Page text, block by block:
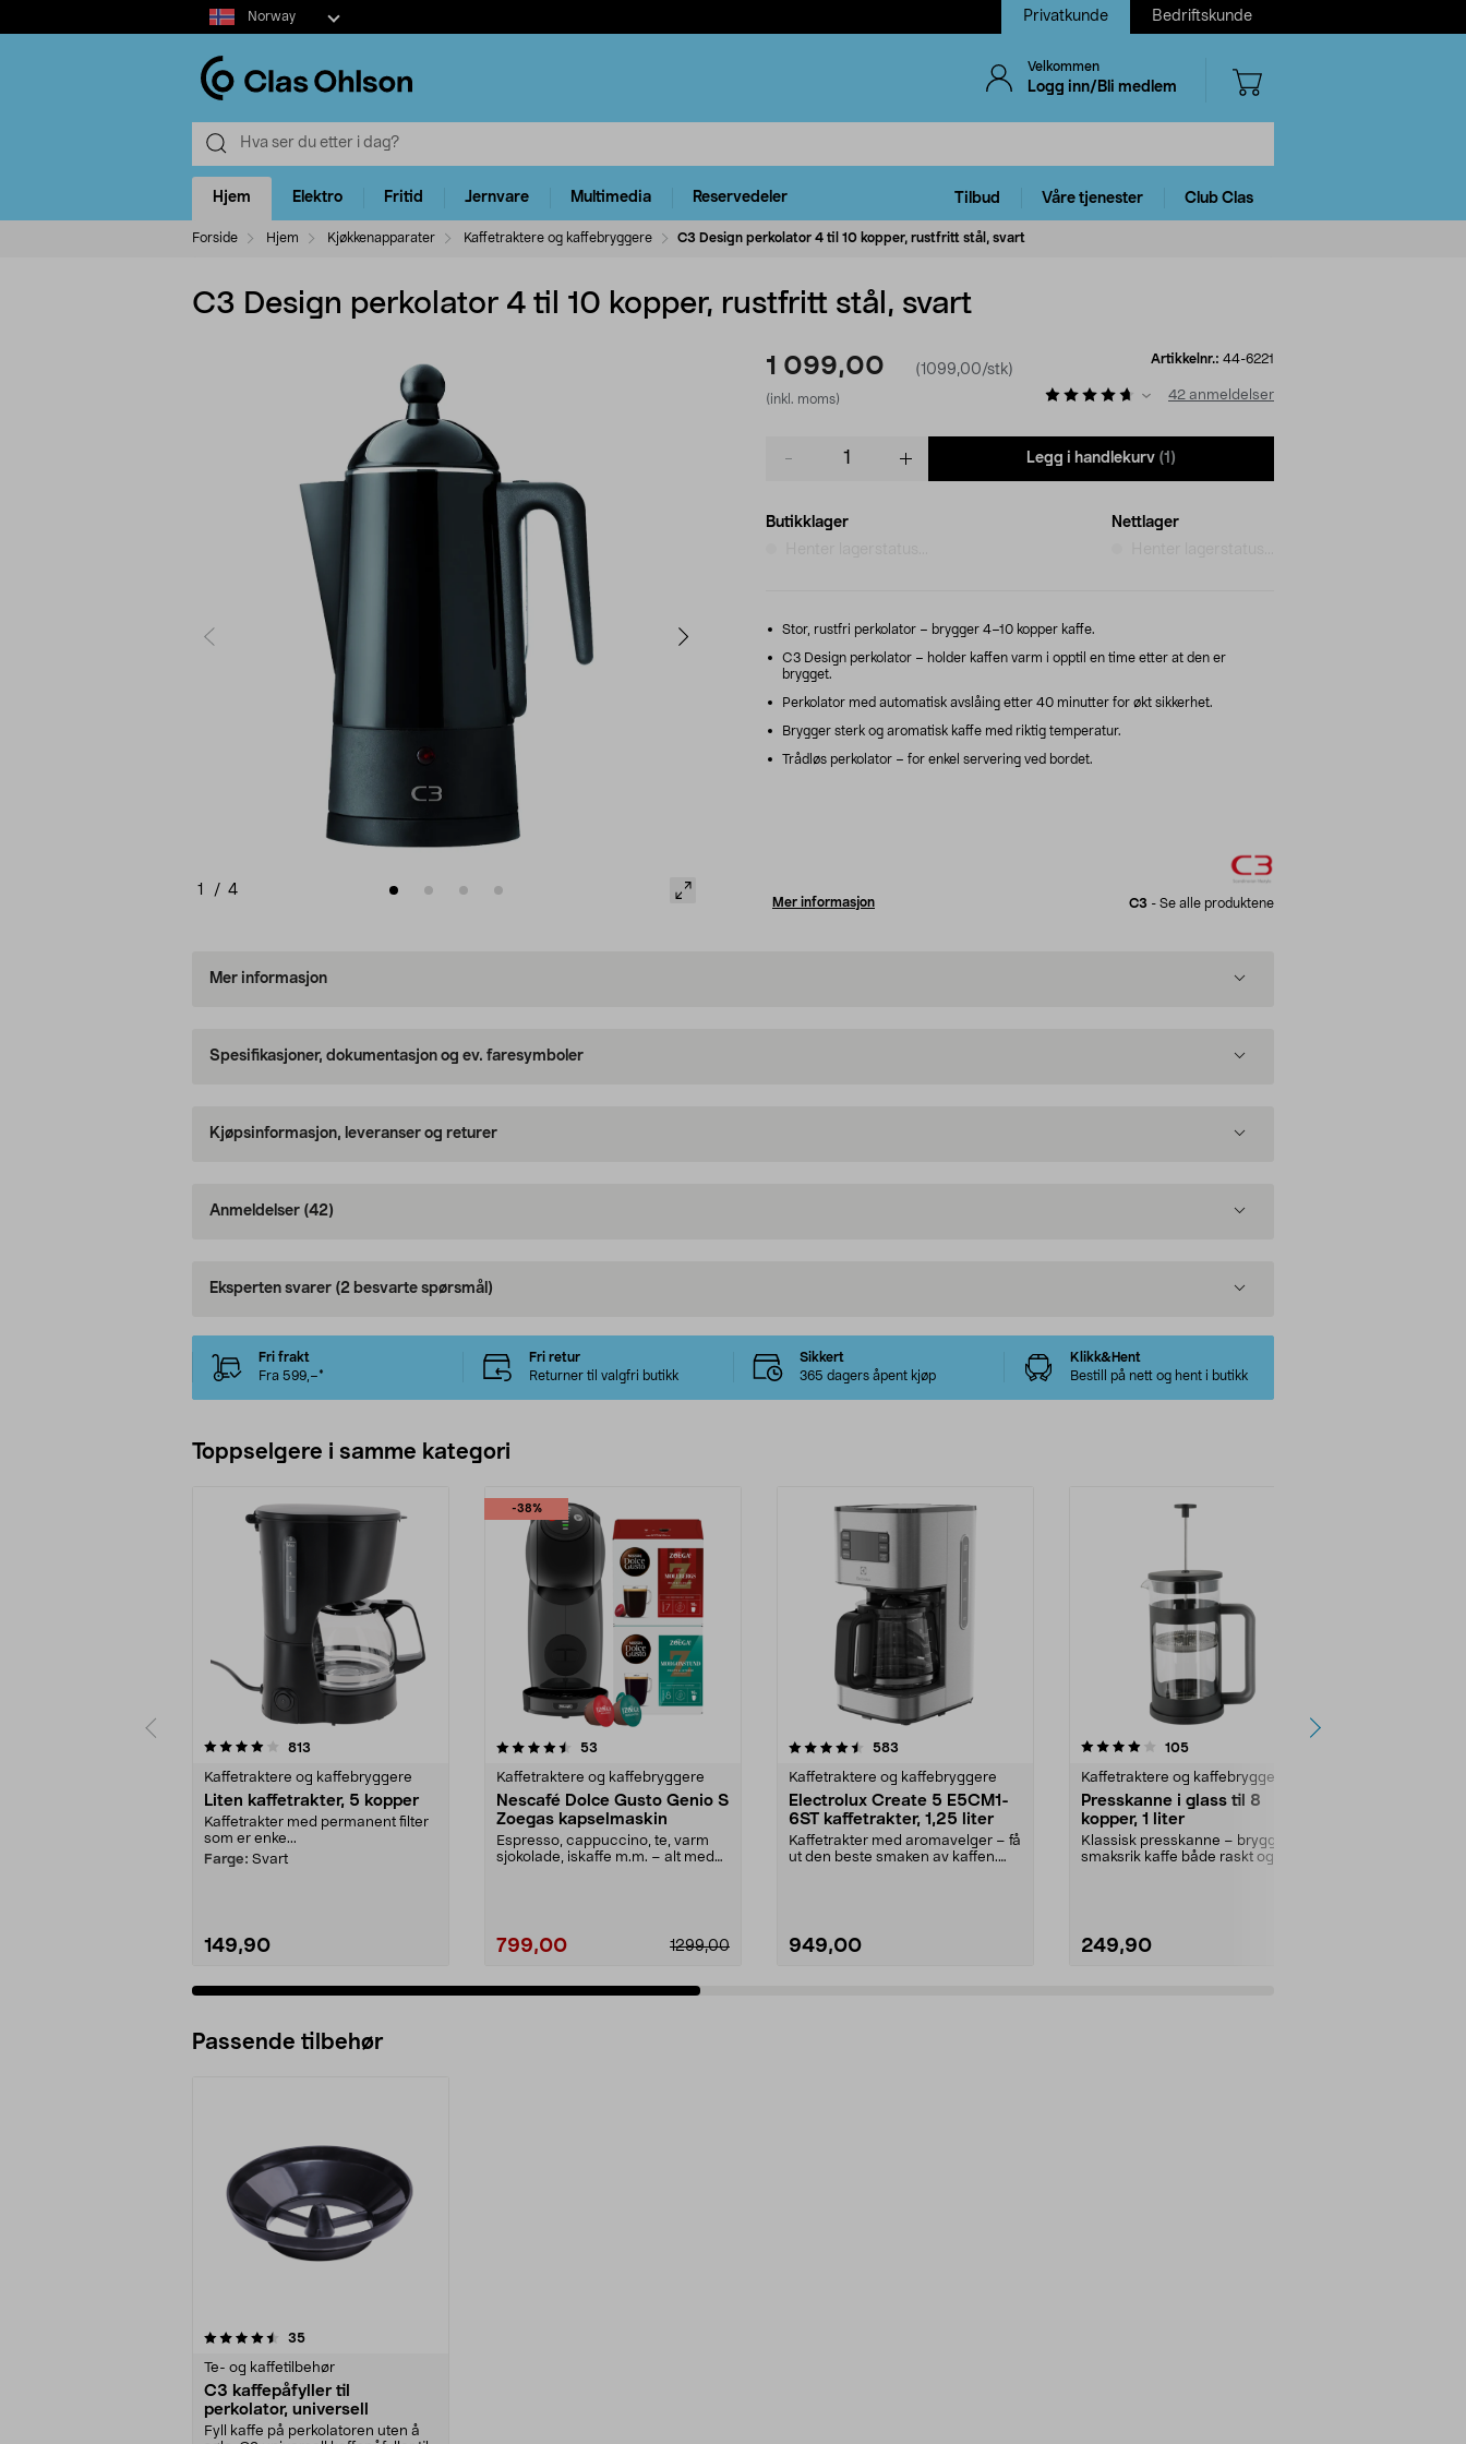
Select
market
Norway Privatkunde Bedriftskunde
Velkommen
Logg inn/Bli medlem
Hjem Elektro Fritid Jernvare Multimedia Reservedeler Tilbud Våre tjenester Club Clas
Forside Hjem Kjøkkenapparater Kaffetraktere og kaffebryggere C3 Design perkolator 4 til 10 kopper, rustfritt stål, svart
C3 Design perkolator 4 til 10 kopper, rustfritt stål, svart
1 / 4
1 099,00 (1099,00/stk)
(inkl. moms)
Artikkelnr.: 44-6221
42 anmeldelser
Legg i handlekurv (1)
Butikklager
Nettlager
Stor, rustfri perkolator – brygger 4–10 kopper kaffe.
C3 Design perkolator – holder kaffen varm i opptil en time etter at den er
brygget.
Perkolator med automatisk avslåing etter 40 minutter for økt sikkerhet.
Brygger sterk og aromatisk kaffe med riktig temperatur.
Trådløs perkolator – for enkel servering ved bordet.
Mer informasjon C3 - Se alle produktene
Mer informasjon
Spesifikasjoner, dokumentasjon og ev. faresymboler
Kjøpsinformasjon, leveranser og returer
Anmeldelser (42)
Eksperten svarer (2 besvarte spørsmål)
Fri frakt
Fra 599,–*
Fri retur
Returner til valgfri butikk
Sikkert
365 dagers åpent kjøp
Klikk&Hent
Bestill på nett og hent i butikk
Toppselgere i samme kategori
813
Kaffetraktere og kaffebryggere
Liten kaffetrakter, 5 kopper
Kaffetrakter med permanent filter
som er enke...
Farge: Svart
149,90
-38%
4.5 av 5 stjerner 53
Kaffetraktere og kaffebryggere
Nescafé Dolce Gusto Genio S
Zoegas kapselmaskin
Espresso, cappuccino, te, varm
sjokolade, iskaffe m.m. – alt med
799,00 1299,00
4.5 av 5 stjerner 583
Kaffetraktere og kaffebryggere
Electrolux Create 5 E5CM1-
6ST kaffetrakter, 1,25 liter
Kaffetrakter med aromavelger – få
ut den beste smaken av kaffen.
949,00
4.0 av 5 stjerner 105anmeldelser
Kaffetraktere og kaffebryggere
Presskanne i glass til 8
kopper, 1 liter
Klassisk presskanne – brygg
smaksrik kaffe både raskt og
249,90
4.5 av 5 stjerner
Passende tilbehør
35anmeldelser
Te- og kaffetilbehør
C3 kaffepåfyller til
perkolator, universell
Fyll kaffe på perkolatoren uten å